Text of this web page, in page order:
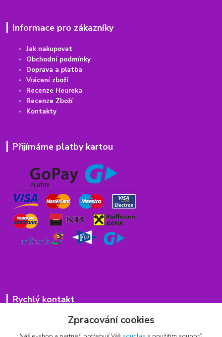
Informace pro zákazníky
Jak nakupovat
Obchodní podmínky
Doprava a platba
Vrácení zboží
Recenze Heureka
Recenze Zboží
Kontakty
Přijímáme platby kartou
Rychlý kontakt
Po - Pá 9,00 - 15,00 hod.
Zpracování cookies